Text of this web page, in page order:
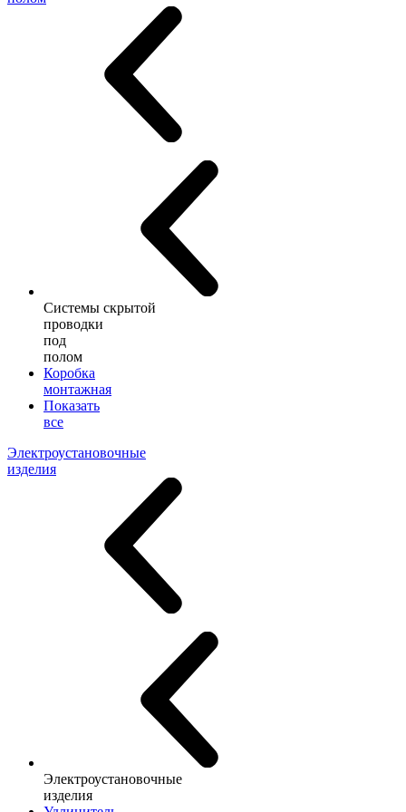
Системы скрытой
проводки
под
полом
Коробка
монтажная
Показать
все
Электроустановочные
изделия
Электроустановочные
изделия